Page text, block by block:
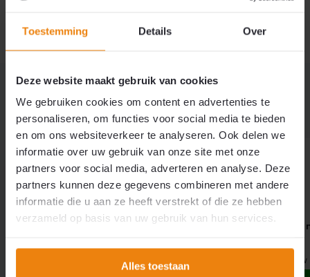
Toestemming Details Over
Deze website maakt gebruik van cookies
We gebruiken cookies om content en advertenties te
personaliseren, om functies voor social media te bieden
en om ons websiteverkeer te analyseren. Ook delen we
informatie over uw gebruik van onze site met onze
partners voor social media, adverteren en analyse. Deze
partners kunnen deze gegevens combineren met andere
informatie die u aan ze heeft verstrekt of die ze hebben
verzameld op basis van uw gebruik van hun services.
Alles toestaan
Delen
MISSCHIEN OOK INTERESSANT?
Direct mee bestellen
Industriële RVS "Kapstok"
incl. montagemateriaal
Excl. btw
Rol pvc 200x2mm a 50
Excl. btw